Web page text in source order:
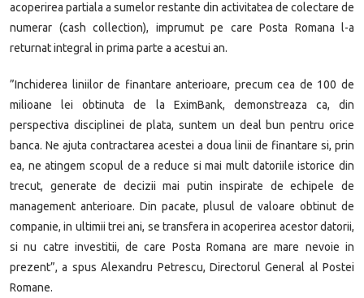
acoperirea partiala a sumelor restante din activitatea de colectare de
numerar (cash collection), imprumut pe care Posta Romana l-a
returnat integral in prima parte a acestui an.
”Inchiderea liniilor de finantare anterioare, precum cea de 100 de
milioane lei obtinuta de la EximBank, demonstreaza ca, din
perspectiva disciplinei de plata, suntem un deal bun pentru orice
banca. Ne ajuta contractarea acestei a doua linii de finantare si, prin
ea, ne atingem scopul de a reduce si mai mult datoriile istorice din
trecut, generate de decizii mai putin inspirate de echipele de
management anterioare. Din pacate, plusul de valoare obtinut de
companie, in ultimii trei ani, se transfera in acoperirea acestor datorii,
si nu catre investitii, de care Posta Romana are mare nevoie in
prezent”, a spus Alexandru Petrescu, Directorul General al Postei
Romane.